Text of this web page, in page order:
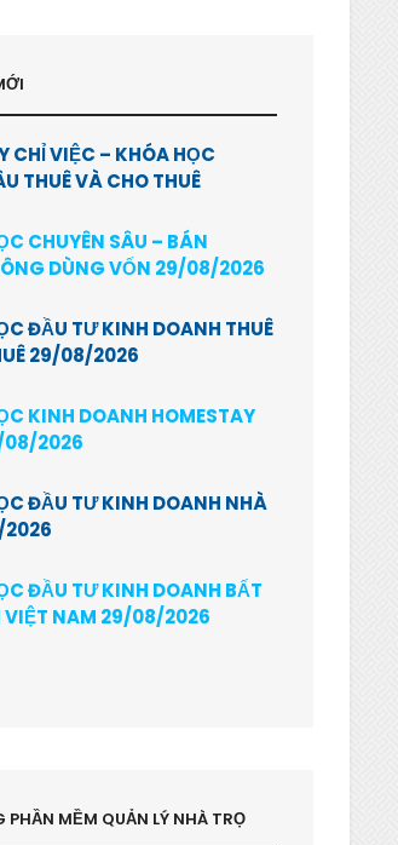
CHỈ VIỆC – KHÓA HỌC
THUÊ VÀ CHO THUÊ
CHUYÊN SÂU – BÁN
DÙNG VỐN 29/08/2026
ĐẦU TƯ KINH DOANH THUÊ
29/08/2026
KINH DOANH HOMESTAY
08/2026
ĐẦU TƯ KINH DOANH NHÀ
2026
ĐẦU TƯ KINH DOANH BẤT
VIỆT NAM 29/08/2026
PHẦN MỀM QUẢN LÝ NHÀ TRỌ